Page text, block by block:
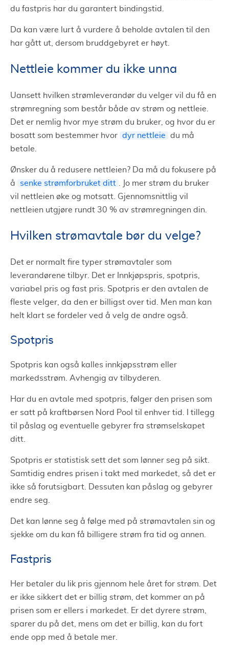
du fastpris har du garantert bindingstid.
Da kan være lurt å vurdere å beholde avtalen til den
har gått ut, dersom bruddgebyret er høyt.
Nettleie kommer du ikke unna
Uansett hvilken strømleverandør du velger vil du få en
strømregning som består både av strøm og nettleie.
Det er nemlig hvor mye strøm du bruker, og hvor du er
bosatt som bestemmer hvor dyr nettleie
du må
betale.
Ønsker du å redusere nettleien? Da må du fokusere på
å
senke strømforbruket ditt
. Jo mer strøm du bruker
vil nettleien øke og motsatt. Gjennomsnittlig vil
nettleien utgjøre rundt 30 % av strømregningen din.
Hvilken strømavtale bør du velge?
Det er normalt fire typer strømavtaler som
leverandørene tilbyr. Det er Innkjøpspris, spotpris,
variabel pris og fast pris. Spotpris er den avtalen de
fleste velger, da den er billigst over tid. Men man kan
helt klart se fordeler ved å velg de andre også.
Spotpris
Spotpris kan også kalles innkjøpsstrøm eller
markedsstrøm. Avhengig av tilbyderen.
Har du en avtale med spotpris, følger den prisen som
er satt på kraftbørsen Nord Pool til enhver tid. I tillegg
til påslag og eventuelle gebyrer fra strømselskapet
ditt.
Spotpris er statistisk sett det som lønner seg på sikt.
Samtidig endres prisen i takt med markedet, så det er
ikke så forutsigbart. Dessuten kan påslag og gebyrer
endre seg.
Det kan lønne seg å følge med på strømavtalen sin og
sjekke om du kan få billigere strøm fra tid og annen.
Fastpris
Her betaler du lik pris gjennom hele året for strøm. Det
er ikke sikkert det er billig strøm, det kommer an på
prisen som er ellers i markedet. Er det dyrere strøm,
sparer du på det, mens om det er billig, kan du fort
ende opp med å betale mer.